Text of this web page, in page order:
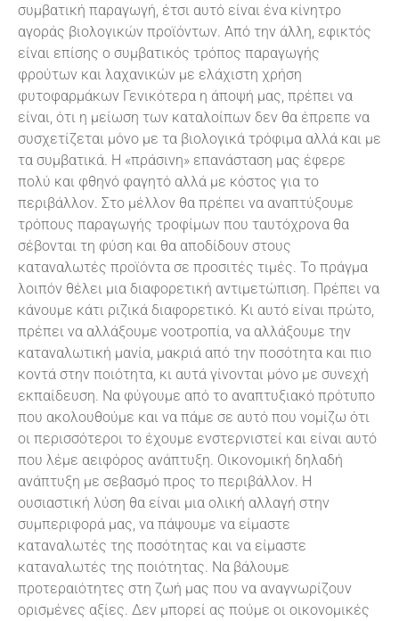
συμβατική παραγωγή, έτσι αυτό είναι ένα κίνητρο
αγοράς βιολογικών προϊόντων. Από την άλλη, εφικτός
είναι επίσης ο συμβατικός τρόπος παραγωγής
φρούτων και λαχανικών με ελάχιστη χρήση
φυτοφαρμάκων Γενικότερα η άποψή μας, πρέπει να
είναι, ότι η μείωση των καταλοίπων δεν θα έπρεπε να
συσχετίζεται μόνο με τα βιολογικά τρόφιμα αλλά και με
τα συμβατικά. Η «πράσινη» επανάσταση μας έφερε
πολύ και φθηνό φαγητό αλλά με κόστος για το
περιβάλλον. Στο μέλλον θα πρέπει να αναπτύξουμε
τρόπους παραγωγής τροφίμων που ταυτόχρονα θα
σέβονται τη φύση και θα αποδίδουν στους
καταναλωτές προϊόντα σε προσιτές τιμές. Το πράγμα
λοιπόν θέλει μια διαφορετική αντιμετώπιση. Πρέπει να
κάνουμε κάτι ριζικά διαφορετικό. Κι αυτό είναι πρώτο,
πρέπει να αλλάξουμε νοοτροπία, να αλλάξουμε την
καταναλωτική μανία, μακριά από την ποσότητα και πιο
κοντά στην ποιότητα, κι αυτά γίνονται μόνο με συνεχή
εκπαίδευση. Να φύγουμε από το αναπτυξιακό πρότυπο
που ακολουθούμε και να πάμε σε αυτό που νομίζω ότι
οι περισσότεροι το έχουμε ενστερνιστεί και είναι αυτό
που λέμε αειφόρος ανάπτυξη. Οικονομική δηλαδή
ανάπτυξη με σεβασμό προς το περιβάλλον. Η
ουσιαστική λύση θα είναι μια ολική αλλαγή στην
συμπεριφορά μας, να πάψουμε να είμαστε
καταναλωτές της ποσότητας και να είμαστε
καταναλωτές της ποιότητας. Να βάλουμε
προτεραιότητες στη ζωή μας που να αναγνωρίζουν
ορισμένες αξίες. Δεν μπορεί ας πούμε οι οικονομικές